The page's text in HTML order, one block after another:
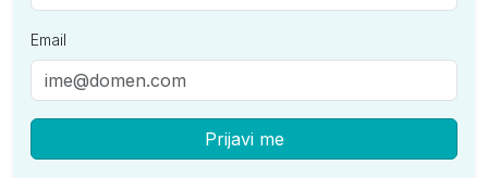
Email
Prijavi me